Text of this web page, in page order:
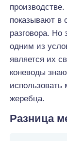
показывают в
разговора. Но
одним из
является их
коневоды
использовать
жеребца.
Разница